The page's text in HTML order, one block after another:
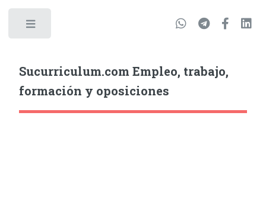
Sucurriculum.com Empleo, trabajo,
formación y oposiciones